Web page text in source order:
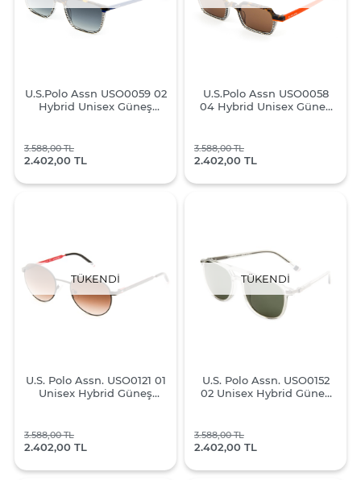
U.S.Polo Assn USO0059 02
Hybrid Unisex Güneş
2.402,00 TL
3.588,00 TL
U.S.Polo Assn USO0058
04 Hybrid Unisex Güneş
2.402,00 TL
3.588,00 TL
TÜKENDI
U.S. Polo Assn. USO0121 01
Unisex Hybrid Güneş
2.402,00 TL
3.588,00 TL
TÜKENDI
U.S. Polo Assn. USO0152
02 Unisex Hybrid Güneş
2.402,00 TL
3.588,00 TL